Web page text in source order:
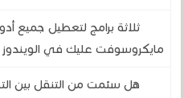
ثلاثة برامج لتعطيل جميع
مايكروسوفت عليك في الويندوز